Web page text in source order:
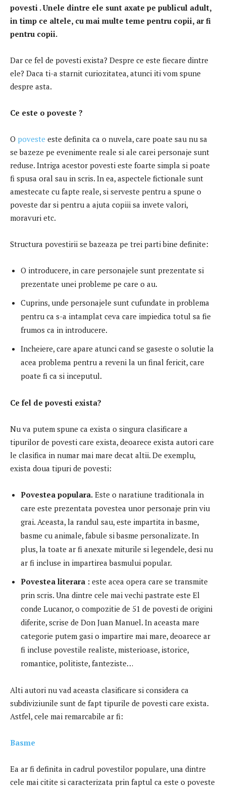
povesti . Unele dintre ele sunt axate pe publicul adult,
in timp ce altele, cu mai multe teme pentru copii, ar fi
pentru copii.
Dar ce fel de povesti exista? Despre ce este fiecare dintre
ele? Daca ti-a starnit curiozitatea, atunci iti vom spune
despre asta.
Ce este o poveste ?
O poveste este definita ca o nuvela, care poate sau nu sa
se bazeze pe evenimente reale si ale carei personaje sunt
reduse. Intriga acestor povesti este foarte simpla si poate
fi spusa oral sau in scris. In ea, aspectele fictionale sunt
amestecate cu fapte reale, si serveste pentru a spune o
poveste dar si pentru a ajuta copiii sa invete valori,
moravuri etc.
Structura povestirii se bazeaza pe trei parti bine definite:
O introducere, in care personajele sunt prezentate si
prezentate unei probleme pe care o au.
Cuprins, unde personajele sunt cufundate in problema
pentru ca s-a intamplat ceva care impiedica totul sa fie
frumos ca in introducere.
Incheiere, care apare atunci cand se gaseste o solutie la
acea problema pentru a reveni la un final fericit, care
poate fi ca si inceputul.
Ce fel de povesti exista?
Nu va putem spune ca exista o singura clasificare a
tipurilor de povesti care exista, deoarece exista autori care
le clasifica in numar mai mare decat altii. De exemplu,
exista doua tipuri de povesti:
Povestea populara. Este o naratiune traditionala in
care este prezentata povestea unor personaje prin viu
grai. Aceasta, la randul sau, este impartita in basme,
basme cu animale, fabule si basme personalizate. In
plus, la toate ar fi anexate miturile si legendele, desi nu
ar fi incluse in impartirea basmului popular.
Povestea literara : este acea opera care se transmite
prin scris. Una dintre cele mai vechi pastrate este El
conde Lucanor, o compozitie de 51 de povesti de origini
diferite, scrise de Don Juan Manuel. In aceasta mare
categorie putem gasi o impartire mai mare, deoarece ar
fi incluse povestile realiste, misterioase, istorice,
romantice, politiste, fanteziste…
Alti autori nu vad aceasta clasificare si considera ca
subdiviziunile sunt de fapt tipurile de povesti care exista.
Astfel, cele mai remarcabile ar fi:
Basme
Ea ar fi definita in cadrul povestilor populare, una dintre
cele mai citite si caracterizata prin faptul ca este o poveste